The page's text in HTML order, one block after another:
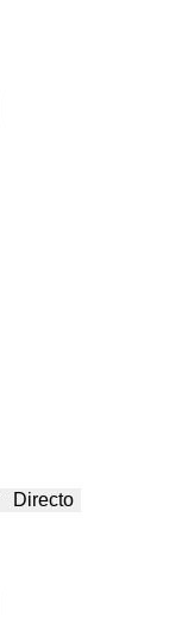
Directo